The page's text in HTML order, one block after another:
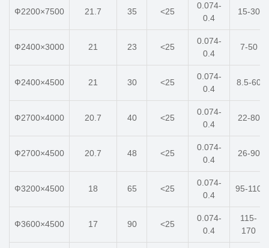
Ф2200×7500 21.7 35 <25
0.074-
0.4
15-30
Ф2400×3000 21 23 <25
0.074-
0.4
7-50
Ф2400×4500 21 30 <25
0.074-
0.4
8.5-60
Ф2700×4000 20.7 40 <25
0.074-
0.4
22-80
Ф2700×4500 20.7 48 <25
0.074-
0.4
26-90
Ф3200×4500 18 65 <25
0.074-
0.4
95-110
Ф3600×4500 17 90 <25
0.074-
0.4
115-
170